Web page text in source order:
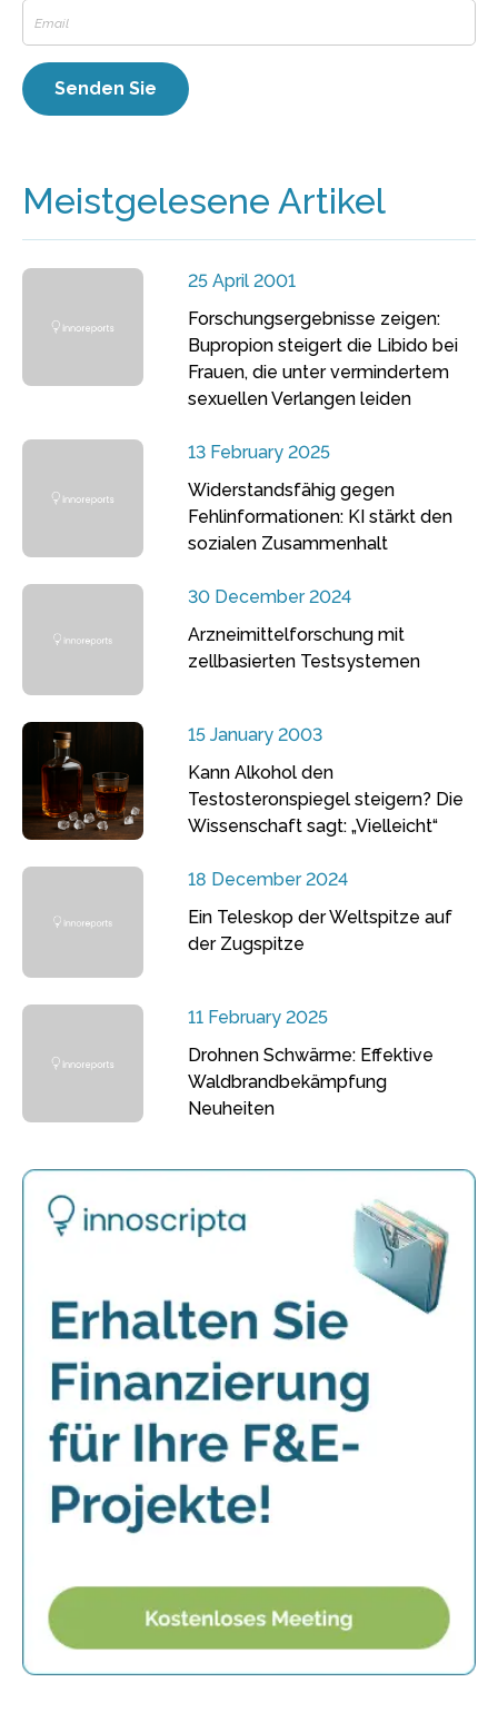
Meistgelesene Artikel
25 April 2001
Forschungsergebnisse zeigen:
Bupropion steigert die Libido bei
Frauen, die unter vermindertem
sexuellen Verlangen leiden
13 February 2025
Widerstandsfähig gegen
Fehlinformationen: KI stärkt den
sozialen Zusammenhalt
30 December 2024
Arzneimittelforschung mit
zellbasierten Testsystemen
15 January 2003
Kann Alkohol den
Testosteronspiegel steigern? Die
Wissenschaft sagt: „Vielleicht“
18 December 2024
Ein Teleskop der Weltspitze auf
der Zugspitze
11 February 2025
Drohnen Schwärme: Effektive
Waldbrandbekämpfung
Neuheiten